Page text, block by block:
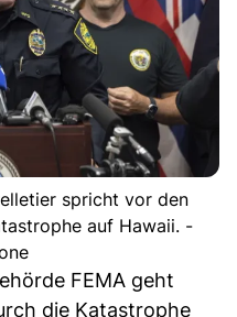
spricht vor den
auf Hawaii. -
FEMA geht
die Katastrophe